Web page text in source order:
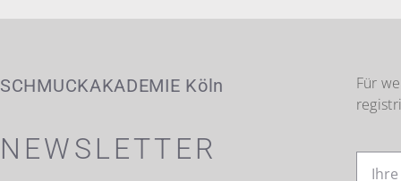
SCHMUCKAKADEMIE Köln
NEWSLETTER
Für